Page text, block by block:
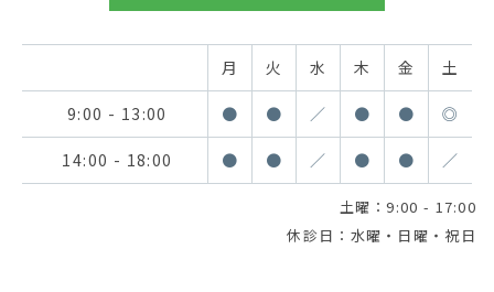
月 火 水 木 金 土
9:00 - 13:00 ● ● ／ ● ● ◎
14:00 - 18:00 ● ● ／ ● ● ／
土曜：9:00 - 17:00
休診日：水曜・日曜・祝日